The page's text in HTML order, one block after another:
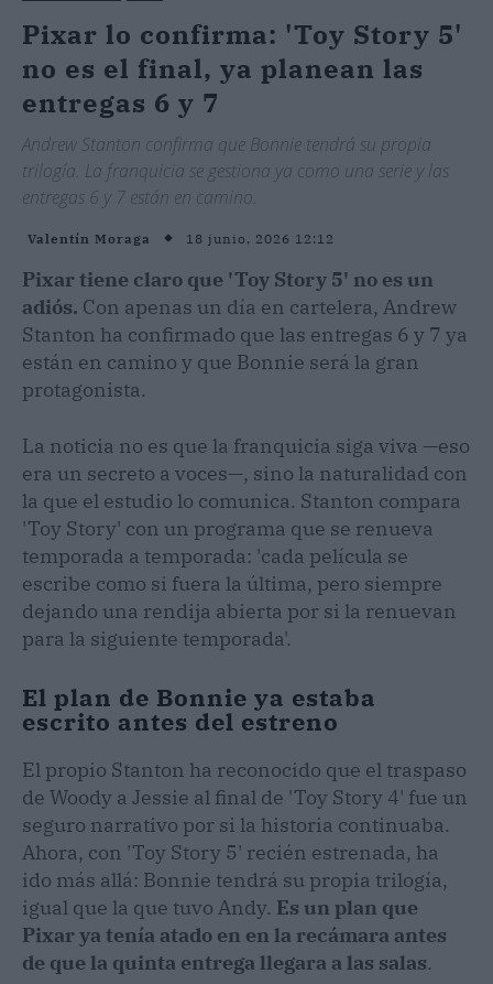
Pixar lo confirma: 'Toy Story 5'
no es el final, ya planean las
entregas 6 y 7
Andrew Stanton confirma que Bonnie tendrá su propia
trilogía. La franquicia se gestiona ya como una serie y las
entregas 6 y 7 están en camino.
Valentín Moraga 18 junio, 2026 12:12
Pixar tiene claro que 'Toy Story 5' no es un
adiós. Con apenas un día en cartelera, Andrew
Stanton ha confirmado que las entregas 6 y 7 ya
están en camino y que Bonnie será la gran
protagonista.
La noticia no es que la franquicia siga viva —eso
era un secreto a voces—, sino la naturalidad con
la que el estudio lo comunica. Stanton compara
'Toy Story' con un programa que se renueva
temporada a temporada: 'cada película se
escribe como si fuera la última, pero siempre
dejando una rendija abierta por si la renuevan
para la siguiente temporada'.
El plan de Bonnie ya estaba
escrito antes del estreno
El propio Stanton ha reconocido que el traspaso
de Woody a Jessie al final de 'Toy Story 4' fue un
seguro narrativo por si la historia continuaba.
Ahora, con 'Toy Story 5' recién estrenada, ha
ido más allá: Bonnie tendrá su propia trilogía,
igual que la que tuvo Andy. Es un plan que
Pixar ya tenía atado en en la recámara antes
de que la quinta entrega llegara a las salas.